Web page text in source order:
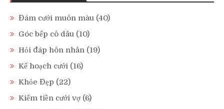
Đám cưới muôn màu (40)
Góc bếp cô dâu (10)
Hỏi đáp hôn nhân (19)
Kế hoạch cưới (16)
Khỏe Đẹp (22)
Kiếm tiền cưới vợ (6)